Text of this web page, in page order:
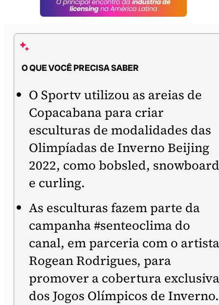
O QUE VOCÊ PRECISA SABER
O Sportv utilizou as areias de
Copacabana para criar
esculturas de modalidades das
Olimpíadas de Inverno Beijing
2022, como bobsled, snowboard
e curling.
As esculturas fazem parte da
campanha #senteoclima do
canal, em parceria com o artista
Rogean Rodrigues, para
promover a cobertura exclusiva
dos Jogos Olímpicos de Inverno.